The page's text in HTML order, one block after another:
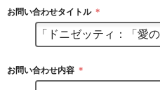
お問い合わせタイトル ＊
お問い合わせ内容 ＊